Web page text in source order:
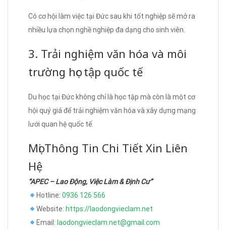
Có cơ hội làm việc tại Đức sau khi tốt nghiệp sẽ mở ra
nhiều lựa chọn nghề nghiệp đa dạng cho sinh viên.
3. Trải nghiệm văn hóa và môi
trường học tập quốc tế
Du học tại Đức không chỉ là học tập mà còn là một cơ
hội quý giá để trải nghiệm văn hóa và xây dựng mạng
lưới quan hệ quốc tế.
Mọi Thông Tin Chi Tiết Xin Liên
Hệ
“APEC – Lao Động, Việc Làm & Định Cư”
Hotline: 0936 126 566
Website: https://laodongvieclam.net
Email: laodongvieclam.net@gmail.com